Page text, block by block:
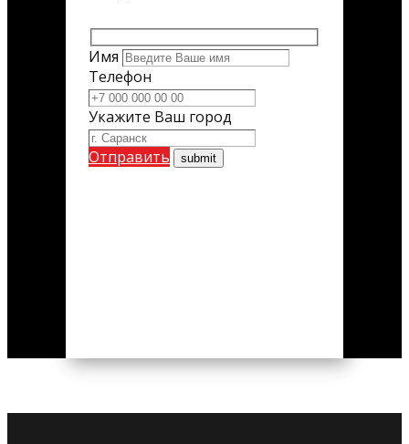
Имя
Телефон
Укажите Ваш город
Отправить